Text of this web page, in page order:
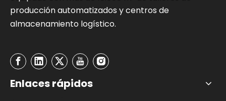
producción automatizados y centros de
almacenamiento logístico.
Enlaces rápidos